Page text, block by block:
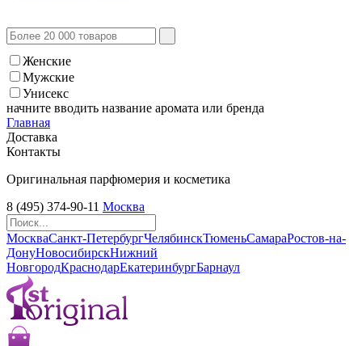
Женские
Мужские
Унисекс
начните вводить название аромата или бренда
Главная
Доставка
Контакты
Оригинальная парфюмерия и косметика
8 (495) 374-90-11 Москва
МоскваСанкт-ПетербургЧелябинскТюменьСамараРостов-на-
ДонуНовосибирскНижний
НовгородКраснодарЕкатеринбургБарнаул